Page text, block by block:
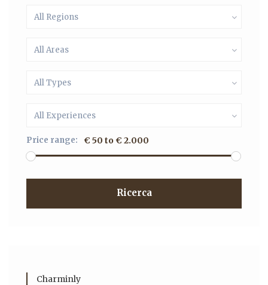
All Regions
All Areas
All Types
All Experiences
Price range: € 50 to € 2.000
Ricerca
Charminly